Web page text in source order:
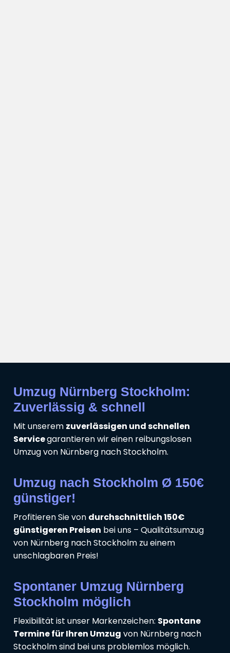
Umzug Nürnberg Stockholm:
Zuverlässig & schnell
Mit unserem zuverlässigen und schnellen
Servicegarantieren wir einen reibungslosen
Umzug von Nürnberg nach Stockholm.
Umzug nach Stockholm Ø 150€
günstiger!
Profitieren Sie von durchschnittlich 150€
günstigeren Preisen bei uns – Qualitätsumzug
von Nürnberg nach Stockholm zu einem
unschlagbaren Preis!
Spontaner Umzug Nürnberg
Stockholm möglich
Flexibilität ist unser Markenzeichen: Spontane
Termine für Ihren Umzug von Nürnberg nach
Stockholm sind bei uns problemlos möglich.